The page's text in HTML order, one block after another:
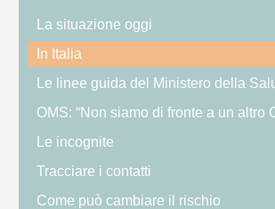
La situazione oggi
In Italia
Le linee guida del Ministero della
OMS: “Non siamo di fronte a un altro
Le incognite
Tracciare i contatti
Come può cambiare il rischio